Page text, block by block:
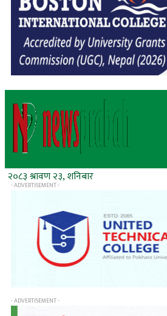
२०८३ श्रावण २३, शनिबार
- ADVERTISEMENT -
- ADVERTISEMENT -